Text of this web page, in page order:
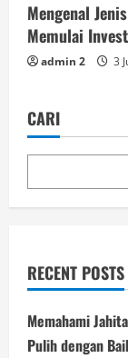
Mengenal
Memulai
admin 2 3
CARI
RECENT POSTS
Memahami
Pulih dengan